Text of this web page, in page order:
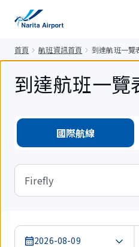
首頁 航班資訊首頁 到達航班一覽
到達航班一覽
國際航線
Firefly
2026-08-09